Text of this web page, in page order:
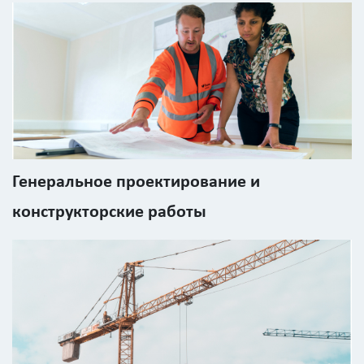
Генеральное проектирование и
конструкторские работы
Калькулятор
расчёта
стоимости
работ
Вид
Площадь